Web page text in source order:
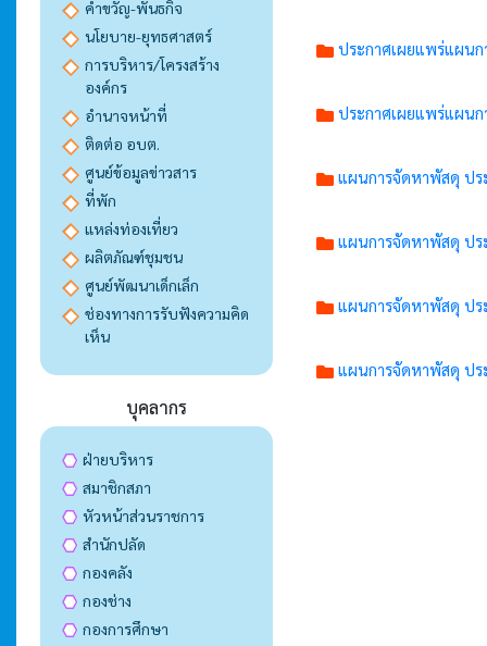
คำขวัญ-พันธกิจ
นโยบาย-ยุทธศาสตร์
การบริหาร/โครงสร้าง
องค์กร
อำนาจหน้าที่
ติดต่อ อบต.
ศูนย์ข้อมูลข่าวสาร
ที่พัก
แหล่งท่องเที่ยว
ผลิตภัณฑ์ชุมชน
ศูนย์พัฒนาเด็กเล็ก
ช่องทางการรับฟังความคิด
เห็น
บุคลากร
ฝ่ายบริหาร
สมาชิกสภา
หัวหน้าส่วนราชการ
สำนักปลัด
กองคลัง
กองช่าง
กองการศึกษา
ประกาศเผยแพร่แผน
ประกาศเผยแพร่แผน
แผนการจัดหาพัสดุ ป
แผนการจัดหาพัสดุ ป
แผนการจัดหาพัสดุ ป
แผนการจัดหาพัสดุ ป